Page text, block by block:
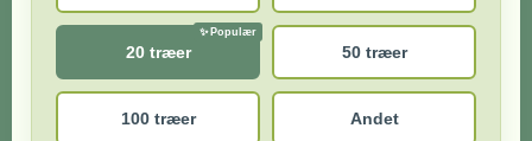
20 træer 50 træer
100 træer Andet